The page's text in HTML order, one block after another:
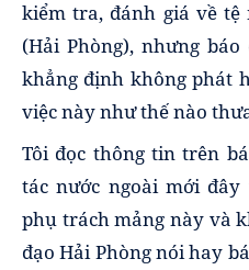
kiểm tra, đánh giá về
(Hải Phòng), nhưng
khẳng định không phát
việc này như thế nào
Tôi đọc thông tin trên
tác nước ngoài mới
phụ trách mảng này và
đạo Hải Phòng nói hay